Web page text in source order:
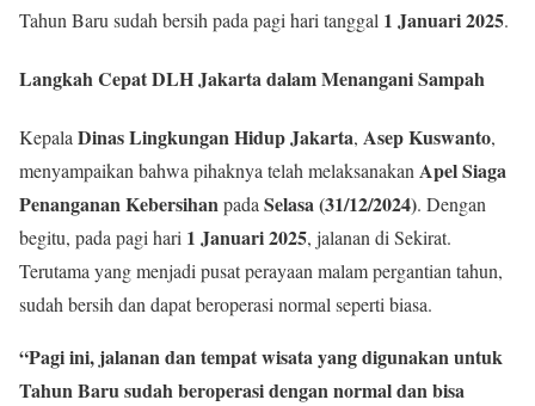
Tahun Baru sudah bersih pada pagi hari tanggal 1 Januari 2025.
Langkah Cepat DLH Jakarta dalam Menangani Sampah
KepalaDinas Lingkungan Hidup Jakarta, Asep Kuswanto,
menyampaikan bahwa pihaknya telah melaksanakanApel Siaga
Penanganan KebersihanpadaSelasa (31/12/2024). Dengan
begitu, pada pagi hari 1 Januari 2025, jalanan di Sekirat.
Terutama yang menjadi pusat perayaan malam pergantian tahun,
sudah bersih dan dapat beroperasi normal seperti biasa.
“Pagi ini, jalanan dan tempat wisata yang digunakan untuk
Tahun Baru sudah beroperasi dengan normal dan bisa